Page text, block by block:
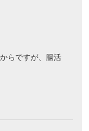
らですが、腸活